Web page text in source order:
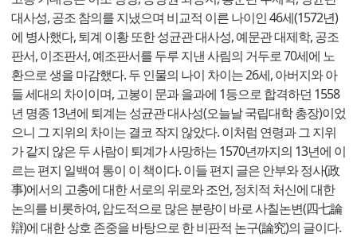
대사성, 공조 참의를 지냈으며 비교적 이른 나이인 46세(1572년)
에 병사했다, 퇴계 이황 또한 성균관 대사성, 예문관 대제학, 공조
판서, 이조판서, 예조판서를 두루 지낸 사림의 거두로 70세에 노
환으로 생을 마감했다. 두 인물의 나이 차이는 26세, 아버지와 아
들 세대의 차이이며, 고봉이 문과 을과에 1등으로 합격하던 1558
년 명종 13년에 퇴계는 성균관 대사성(오늘날 국립대학 총장)이었
으니 그 지위의 차이는 결코 작지 않았다. 이처럼 연령과 그 지위
가 같지 않은 두 사람이 퇴계가 사망하는 1570년까지의 13년에 이
르는 편지 일백여 통이 이 책이다. 이들 편지 글은 안부와 정사(政
事)에서의 고충에 대한 서로의 위로와 조언, 정치적 처신에 대한
논의를 비롯하여, 압도적으로 많은 분량이 바로 사칠논변(四七論
辯)에 대한 상호 존중을 바탕으로 한 비판적 논구(論究)의 글이다.